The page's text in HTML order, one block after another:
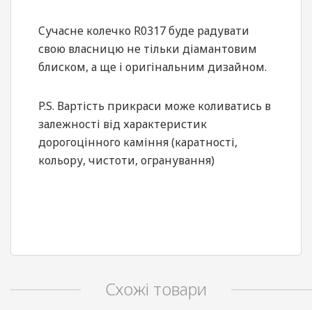
Cучасне колечко R0317 буде радувати
свою власницю не тільки діамантовим
блиском, а ще і оригінальним дизайном.
P.S. Вартість прикраси може коливатись в
залежності від характеристик
дорогоцінного каміння (каратності,
кольору, чистоти, огранування)
Схожі товари